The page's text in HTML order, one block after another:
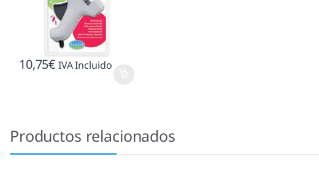
10,75€ IVA Incluido
Productos relacionados